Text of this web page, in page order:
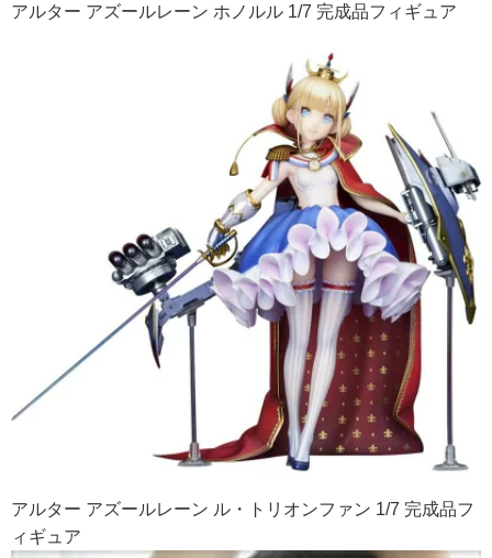
アルター アズールレーン ホノルル 1/7 完成品フィギュア
アルター アズールレーン ル・トリオンファン 1/7 完成品フ
ィギュア